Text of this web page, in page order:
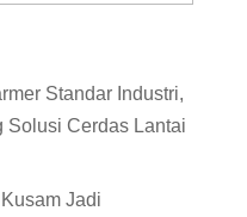
Standar Industri,
Solusi Cerdas Lantai
Jadi